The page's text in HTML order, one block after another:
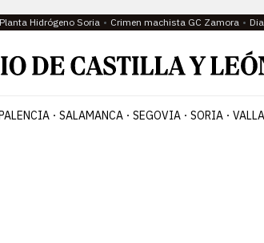
Planta Hidrógeno Soria Crimen machista GC Zamora
SALAMANCA SEGOVIA SORIA